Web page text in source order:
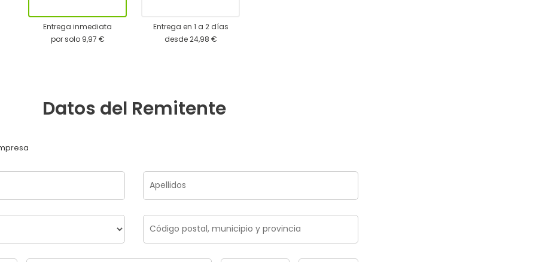
Entrega inmediata
por solo 9,97 €
Entrega en 1 a 2 días
desde 24,98 €
Datos del Remitente